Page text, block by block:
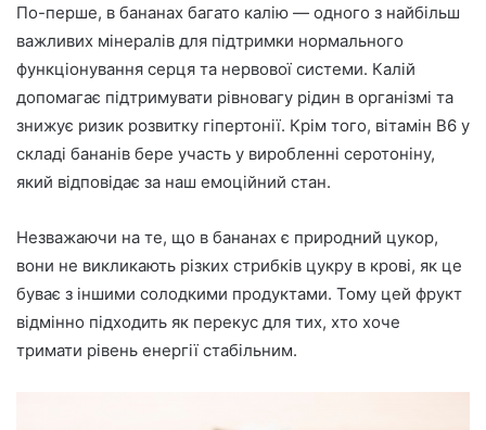
По-перше, в бананах багато калію — одного з найбільш
важливих мінералів для підтримки нормального
функціонування серця та нервової системи. Калій
допомагає підтримувати рівновагу рідин в організмі та
знижує ризик розвитку гіпертонії. Крім того, вітамін B6 у
складі бананів бере участь у виробленні серотоніну,
який відповідає за наш емоційний стан.
Незважаючи на те, що в бананах є природний цукор,
вони не викликають різких стрибків цукру в крові, як це
буває з іншими солодкими продуктами. Тому цей фрукт
відмінно підходить як перекус для тих, хто хоче
тримати рівень енергії стабільним.